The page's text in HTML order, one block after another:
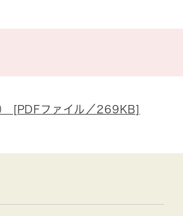
[PDFファイル／269KB]